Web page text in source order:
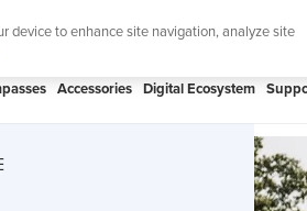
sports watch designed
Accessories Digital Ecosystem
device to enhance site navigation, analyze site